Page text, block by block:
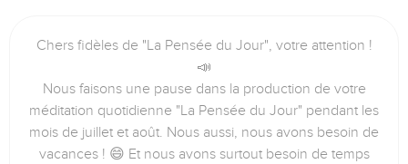
Chers fidèles de "La Pensée du Jour", votre attention !
📣
Nous faisons une pause dans la production de votre
méditation quotidienne "La Pensée du Jour" pendant les
mois de juillet et août. Nous aussi, nous avons besoin de
vacances ! 😄 Et nous avons surtout besoin de temps